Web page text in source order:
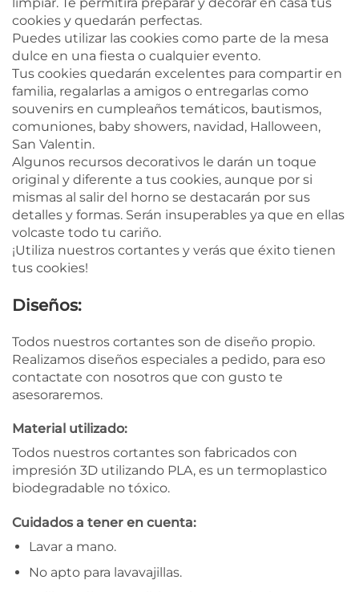
cookies y quedarán perfectas.
Puedes utilizar las cookies como parte de la mesa
dulce en una fiesta o cualquier evento.
Tus cookies quedarán excelentes para compartir en
familia, regalarlas a amigos o entregarlas como
souvenirs en cumpleaños temáticos, bautismos,
comuniones, baby showers, navidad, Halloween,
San Valentin.
Algunos recursos decorativos le darán un toque
original y diferente a tus cookies, aunque por si
mismas al salir del horno se destacarán por sus
detalles y formas. Serán insuperables ya que en ellas
volcaste todo tu cariño.
¡Utiliza nuestros cortantes y verás que éxito tienen
tus cookies!
Diseños:
Todos nuestros cortantes son de diseño propio.
Realizamos diseños especiales a pedido, para eso
contactate con nosotros que con gusto te
asesoraremos.
Material utilizado:
Todos nuestros cortantes son fabricados con
impresión 3D utilizando PLA, es un termoplastico
biodegradable no tóxico.
Cuidados a tener en cuenta:
Lavar a mano.
No apto para lavavajillas.